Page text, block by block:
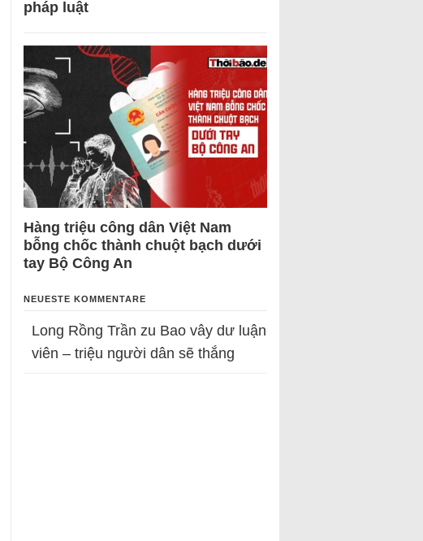
pháp luật
Hàng triệu công dân Việt Nam
bỗng chốc thành chuột bạch dưới
tay Bộ Công An
NEUESTE KOMMENTARE
Long Rồng Trần zu Bao vây dư luận
viên – triệu người dân sẽ thắng